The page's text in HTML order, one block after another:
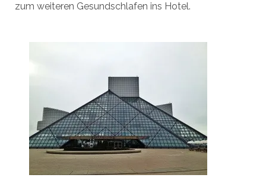
zum weiteren Gesundschlafen ins Hotel.